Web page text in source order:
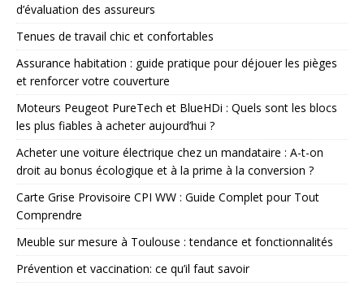
d’évaluation des assureurs
Tenues de travail chic et confortables
Assurance habitation : guide pratique pour déjouer les pièges
et renforcer votre couverture
Moteurs Peugeot PureTech et BlueHDi : Quels sont les blocs
les plus fiables à acheter aujourd’hui ?
Acheter une voiture électrique chez un mandataire : A-t-on
droit au bonus écologique et à la prime à la conversion ?
Carte Grise Provisoire CPI WW : Guide Complet pour Tout
Comprendre
Meuble sur mesure à Toulouse : tendance et fonctionnalités
Prévention et vaccination: ce qu’il faut savoir